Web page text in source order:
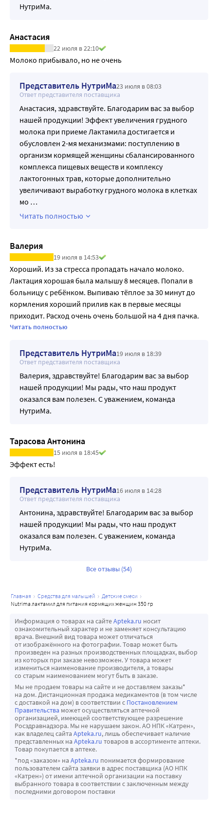
НутриМа.
Анастасия
22 июля в 22:10
Молоко прибывало, но не очень
Представитель НутриМа23 июля в 08:03
Ответ представителя поставщика
Анастасия, здравствуйте. Благодарим вас за выбор
нашей продукции! Эффект увеличения грудного
молока при приеме Лактамила достигается и
обусловлен 2-мя механизмами: поступлению в
организм кормящей женщины сбалансированного
комплекса пищевых веществ и комплексу
лактогонных трав, которые дополнительно
увеличивают выработку грудного молока в клетках
мо …
Читать полностью
Валерия
19 июля в 14:53
Хороший. Из за стресса пропадать начало молоко.
Лактация хорошая была малышу 8 месяцев. Попали в
больницу с ребёнком. Выпиваю тёплое за 30 минут до
кормления хороший прилив как в первые месяцы
приходит. Расход очень очень большой на 4 дня пачка.
Пью 2 раза в день. Самое главное малыша чаще
Читать полностью
Представитель НутриМа19 июля в 18:39
Ответ представителя поставщика
Валерия, здравствуйте! Благодарим вас за выбор
нашей продукции! Мы рады, что наш продукт
оказался вам полезен. С уважением, команда
НутриМа.
Тарасова Антонина
15 июля в 18:45
Эффект есть!
Представитель НутриМа16 июля в 14:28
Ответ представителя поставщика
Антонина, здравствуйте! Благодарим вас за выбор
нашей продукции! Мы рады, что наш продукт
оказался вам полезен. С уважением, команда
НутриМа.
Все отзывы (54)
главная средства для малышей
детские смеси
nutrima лактамил для питания кормящих женщин 350 гр
Информация о товарах на сайтеApteka.ru носит
ознакомительный характер и не заменяет консультацию
врача. Внешний вид товара может отличаться
от изображённого на фотографии. Товар может быть
произведен на разных производственных площадках, выбор
из которых при заказе невозможен. У товара может
измениться наименование производителя, а товары
со старым наименованием могут быть в заказе.
Мы не продаем товары на сайте и не доставляем заказы*
на дом. Дистанционная продажа медикаментов (в том числе
с доставкой на дом) в соответствии с Постановлением
Правительства может осуществляться аптечной
организацией, имеющей соответствующее разрешение
Росздравнадзора. Мы не нарушаем закон. АО НПК «Катрен»,
как владелец сайта Apteka.ru, лишь обеспечивает наличие
представленных на Apteka.ru товаров в ассортименте аптеки.
Товар покупается в аптеке.
*под «заказом» на Apteka.ru понимается формирование
пользователем сайта заявки в адрес поставщика (АО НПК
«Катрен») от имени аптечной организации на поставку
выбранного товара в соответствии с заключенным между
последними договором поставки